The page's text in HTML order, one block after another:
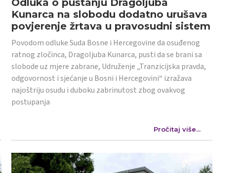
Kunarca na slobodu dodatno urušava
povjerenje žrtava u pravosudni sistem
Povodom odluke Suda Bosne i Hercegovine da osuđenog
ratnog zločinca, Dragoljuba Kunarca, pusti da se brani sa
slobode uz mjere zabrane, Udruženje „Tranzicijska pravda,
odgovornost i sjećanje u Bosni i Hercegovini“ izražava
najoštriju osudu i duboku zabrinutost zbog ovakvog
postupanja
Pročitaj više...